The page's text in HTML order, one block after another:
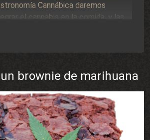
Cannábica daremos
el cannabis en la comida, y las
de la marihuana a través de grasas
de fusionar creativamente la
poner las manos en la masa?
brownie de marihuana